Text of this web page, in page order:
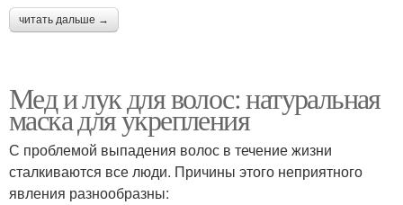
читать дальше →
Мед и лук для волос: натуральная
маска для укрепления
С проблемой выпадения волос в течение жизни
сталкиваются все люди. Причины этого неприятного
явления разнообразны: